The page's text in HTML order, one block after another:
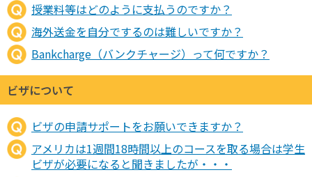
授業料等はどのように支払うのですか？
海外送金を自分でするのは難しいですか？
Bankcharge（バンクチャージ）って何ですか？
ビザについて
ビザの申請サポートをお願いできますか？
アメリカは1週間18時間以上のコースを取る場合は学生
ビザが必要になると聞きましたが・・・